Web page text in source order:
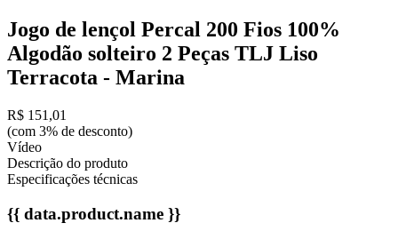
Jogo de lençol Percal 200 Fios 100%
Algodão solteiro 2 Peças TLJ Liso
Terracota - Marina
R$ 151,01
(com 3% de desconto)
Vídeo
Descrição do produto
Especificações técnicas
{{ data.product.name }}